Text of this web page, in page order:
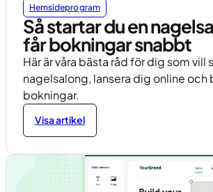
Hemsideprogram
Så startar du en
får bokningar snabbt
Här är våra bästa råd för dig som vill
nagelsalong, lansera dig online och
bokningar.
Visa artikel